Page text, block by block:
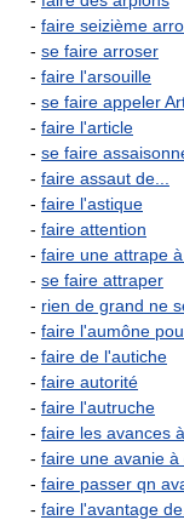
- faire seizième
- se faire arroser
- faire l'arsouille
- se faire appeler
- faire l'article
- se faire
- faire assaut de...
- faire l'astique
- faire attention
- faire une attrape
- se faire attraper
- rien de grand ne
- faire l'aumône
- faire de l'autiche
- faire autorité
- faire l'autruche
- faire les avances
- faire une avanie à
- faire passer qn
- faire l'avantage